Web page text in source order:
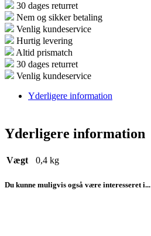
30 dages returret
Nem og sikker betaling
Venlig kundeservice
Hurtig levering
Altid prismatch
30 dages returret
Venlig kundeservice
Yderligere information
Yderligere information
Vægt 0,4 kg
Du kunne muligvis også være interesseret i...